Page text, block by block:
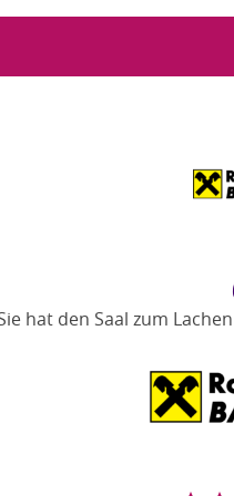
hat den Saal zum